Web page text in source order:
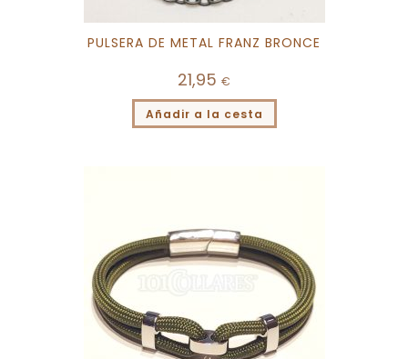
PULSERA DE METAL FRANZ BRONCE
21,95 €
Añadir a la cesta